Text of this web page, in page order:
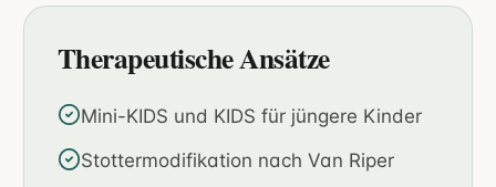
Therapeutische Ansätze
Mini-KIDS und KIDS für jüngere Kinder
Stottermodifikation nach Van Riper